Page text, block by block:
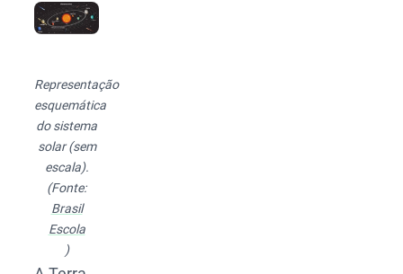
Representação
esquemática
do sistema
solar (sem
escala).
(Fonte:
Brasil
Escola
)